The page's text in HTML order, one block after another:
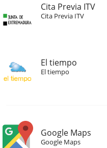
Cita Previa ITV
Cita Previa ITV
El tiempo
El tiempo
Google Maps
Google Maps